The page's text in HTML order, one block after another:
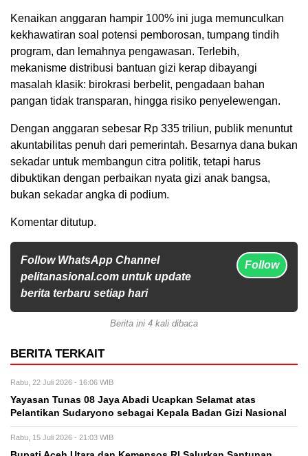
Kenaikan anggaran hampir 100% ini juga memunculkan
kekhawatiran soal potensi pemborosan, tumpang tindih
program, dan lemahnya pengawasan. Terlebih,
mekanisme distribusi bantuan gizi kerap dibayangi
masalah klasik: birokrasi berbelit, pengadaan bahan
pangan tidak transparan, hingga risiko penyelewengan.
Dengan anggaran sebesar Rp 335 triliun, publik menuntut
akuntabilitas penuh dari pemerintah. Besarnya dana bukan
sekadar untuk membangun citra politik, tetapi harus
dibuktikan dengan perbaikan nyata gizi anak bangsa,
bukan sekadar angka di podium.
Komentar ditutup.
Follow WhatsApp Channel
pelitanasional.com untuk update
berita terbaru setiap hari
Follow
Berita ini 4 kali dibaca
BERITA TERKAIT
Rabu, 22 Juli 2026 - 16:06 WIB
Yayasan Tunas 08 Jaya Abadi Ucapkan Selamat atas
Pelantikan Sudaryono sebagai Kepala Badan Gizi Nasional
Rabu, 15 Juli 2026 - 21:03 WIB